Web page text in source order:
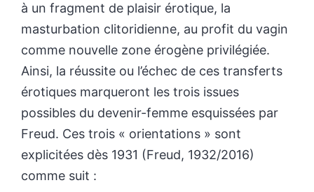
à un fragment de plaisir érotique, la
masturbation clitoridienne, au profit du vagin
comme nouvelle zone érogène privilégiée.
Ainsi, la réussite ou l’échec de ces transferts
érotiques marqueront les trois issues
possibles du devenir-femme esquissées par
Freud. Ces trois « orientations » sont
explicitées dès 1931 (Freud, 1932/2016)
comme suit :